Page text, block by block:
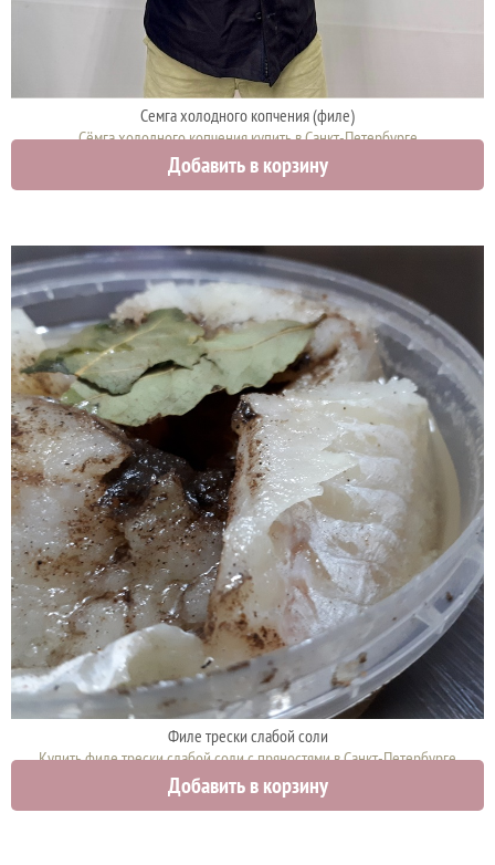
Семга холодного копчения (филе)
Сёмга холодного копчения купить в Санкт-Петербурге
2300 руб.
Добавить в корзину
Филе трески слабой соли
Купить филе трески слабой соли с пряностями в Санкт-Петербурге
0 руб.
Добавить в корзину